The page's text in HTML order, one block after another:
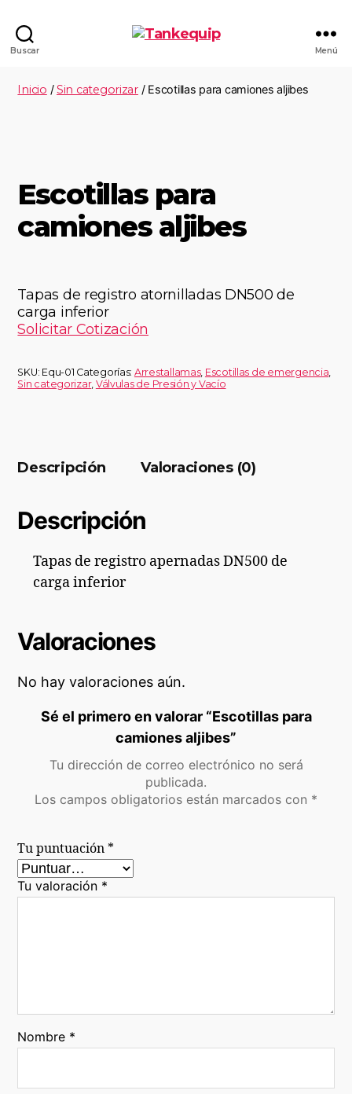
Buscar Menú
Inicio /Sin categorizar/ Escotillas para camiones aljibes
Escotillas para
camiones aljibes
Tapas de registro atornilladas DN500 de
carga inferior
Solicitar Cotización
SKU: Equ-01 Categorías: Arrestallamas, Escotillas de emergencia,
Sin categorizar, Válvulas de Presión y Vacío
Descripción Valoraciones (0)
Descripción
Tapas de registro apernadas DN500 de
carga inferior
Valoraciones
No hay valoraciones aún.
Sé el primero en valorar “Escotillas para
camiones aljibes”
Tu dirección de correo electrónico no será
publicada.
Los campos obligatorios están marcados con *
Tu puntuación *
Tu valoración *
Nombre *